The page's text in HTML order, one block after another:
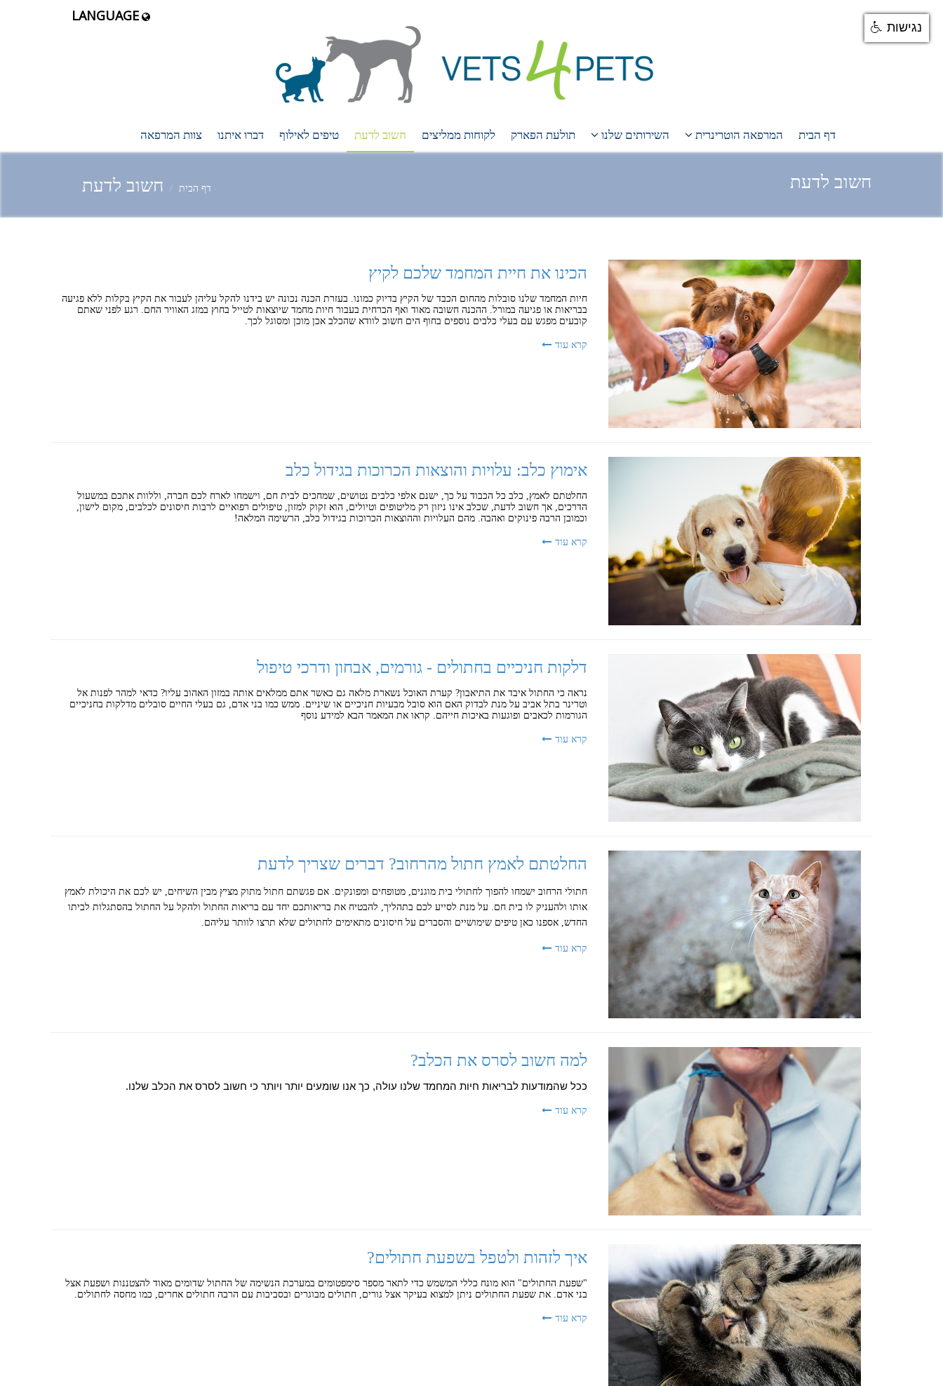
LANGUAGE
דף הבית המרפאה הוטרינרית השירותים שלנו תולעת הפארק לקוחות ממליצים חשוב לדעת טיפים לאילוף דברו איתנו צוות המרפאה
חשוב לדעת דף הבית חשוב לדעת
הכינו את חיית המחמד שלכם לקיץ
חיות המחמד שלנו סובלות מהחום הכבד של הקיץ בדיוק כמונו. בעזרת הכנה נכונה יש בידנו להקל עליהן לעבור את הקיץ בקלות ללא פגיעה
בבריאות או פגיעה במורל. ההכנה חשובה מאוד ואף הכרחית בעבור חיות מחמד שיוצאות לטייל בחוץ במזג האוויר החם. רגע לפני שאתם
קובעים מפגש עם בעלי כלבים נוספים בחוף הים חשוב לוודא שהכלב אכן מוכן ומסוגל לכך.
קרא עוד
אימוץ כלב: עלויות והוצאות הכרוכות בגידול כלב
החלטתם לאמץ, כלב כל הכבוד על כך, ישנם אלפי כלבים נטושים, שמחכים לבית חם, וישמחו לארח לכם חברה, וללוות אתכם במשעול
הדרכים, אך חשוב לדעת, שכלב אינו ניזון רק מליטופים וטיולים, הוא זקוק למזון, טיפולים רפואיים לרבות חיסונים לכלבים, מקום לישון,
וכמובן הרבה פינוקים ואהבה. מהם העלויות וההוצאות הכרוכות בגידול כלב, הרשימה המלאה!
קרא עוד
דלקות חניכיים בחתולים - גורמים, אבחון ודרכי טיפול
נראה כי החתול איבד את התיאבון? קערת האוכל נשארת מלאה גם כאשר אתם ממלאים אותה במזון האהוב עליו? כדאי למהר לפנות אל
וטרינר בתל אביב על מנת לבדוק האם הוא סובל מבעיות חניכיים או שיניים. ממש כמו בני אדם, גם בעלי החיים סובלים מדלקות בחניכיים
הגורמות לכאבים ופוגעות באיכות חייהם. קראו את המאמר הבא למידע נוסף
קרא עוד
החלטתם לאמץ חתול מהרחוב? דברים שצריך לדעת
חתולי הרחוב ישמחו להפוך לחתולי בית מוגנים, מטופחים ומפונקים. אם פגשתם חתול מתוק מציץ מבין השיחים, יש לכם את היכולת לאמץ
אותו ולהעניק לו בית חם. על מנת לסייע לכם בתהליך, להבטיח את בריאותכם יחד עם בריאות החתול ולהקל על החתול בהסתגלות לביתו
החדש, אספנו כאן טיפים שימושיים והסברים על חיסונים מתאימים לחתולים שלא תרצו לוותר עליהם.
קרא עוד
למה חשוב לסרס את הכלב?
ככל שהמודעות לבריאות חיות המחמד שלנו עולה, כך אנו שומעים יותר ויותר כי חשוב לסרס את הכלב שלנו.
קרא עוד
איך לזהות ולטפל בשפעת חתולים?
"שפעת החתולים" הוא מונח כללי המשמש כדי לתאר מספר סימפטומים במערכת הנשימה של החתול שדומים מאוד להצטננות ושפעת אצל
בני אדם. את שפעת החתולים ניתן למצוא בעיקר אצל גורים, חתולים מבוגרים ובסביבות עם הרבה חתולים אחרים, כמו מחסה לחתולים.
קרא עוד
נגישות